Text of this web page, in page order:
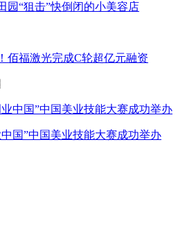
园“狙击”快倒闭的小美容店
佰福激光完成C轮超亿元融资
中国”中国美业技能大赛成功举办